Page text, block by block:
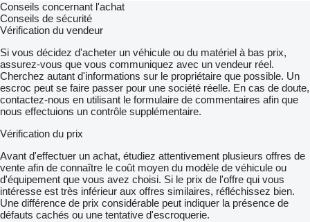
Conseils concernant l'achat
Conseils de sécurité
Vérification du vendeur
Si vous décidez d'acheter un véhicule ou du matériel à bas prix,
assurez-vous que vous communiquez avec un vendeur réel.
Cherchez autant d'informations sur le propriétaire que possible. Un
escroc peut se faire passer pour une société réelle. En cas de doute,
contactez-nous en utilisant le formulaire de commentaires afin que
nous effectuions un contrôle supplémentaire.
Vérification du prix
Avant d'effectuer un achat, étudiez attentivement plusieurs offres de
vente afin de connaître le coût moyen du modèle de véhicule ou
d'équipement que vous avez choisi. Si le prix de l'offre qui vous
intéresse est très inférieur aux offres similaires, réfléchissez bien.
Une différence de prix considérable peut indiquer la présence de
défauts cachés ou une tentative d'escroquerie.